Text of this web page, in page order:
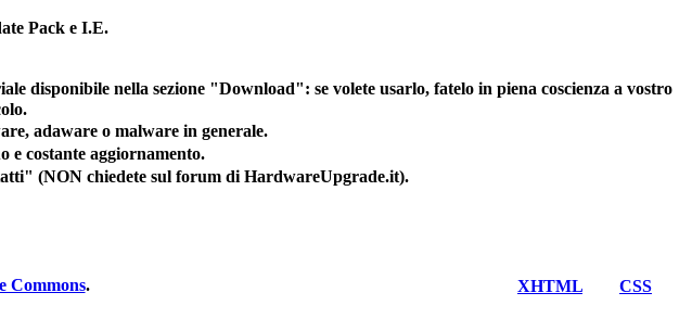
Pack e I.E.
disponibile nella sezione "Download": se volete usarlo, fatelo in piena coscienza a vostro
adaware o malware in generale.
e costante aggiornamento.
(NON chiedete sul forum di HardwareUpgrade.it).
XHTML CSS
Commons.